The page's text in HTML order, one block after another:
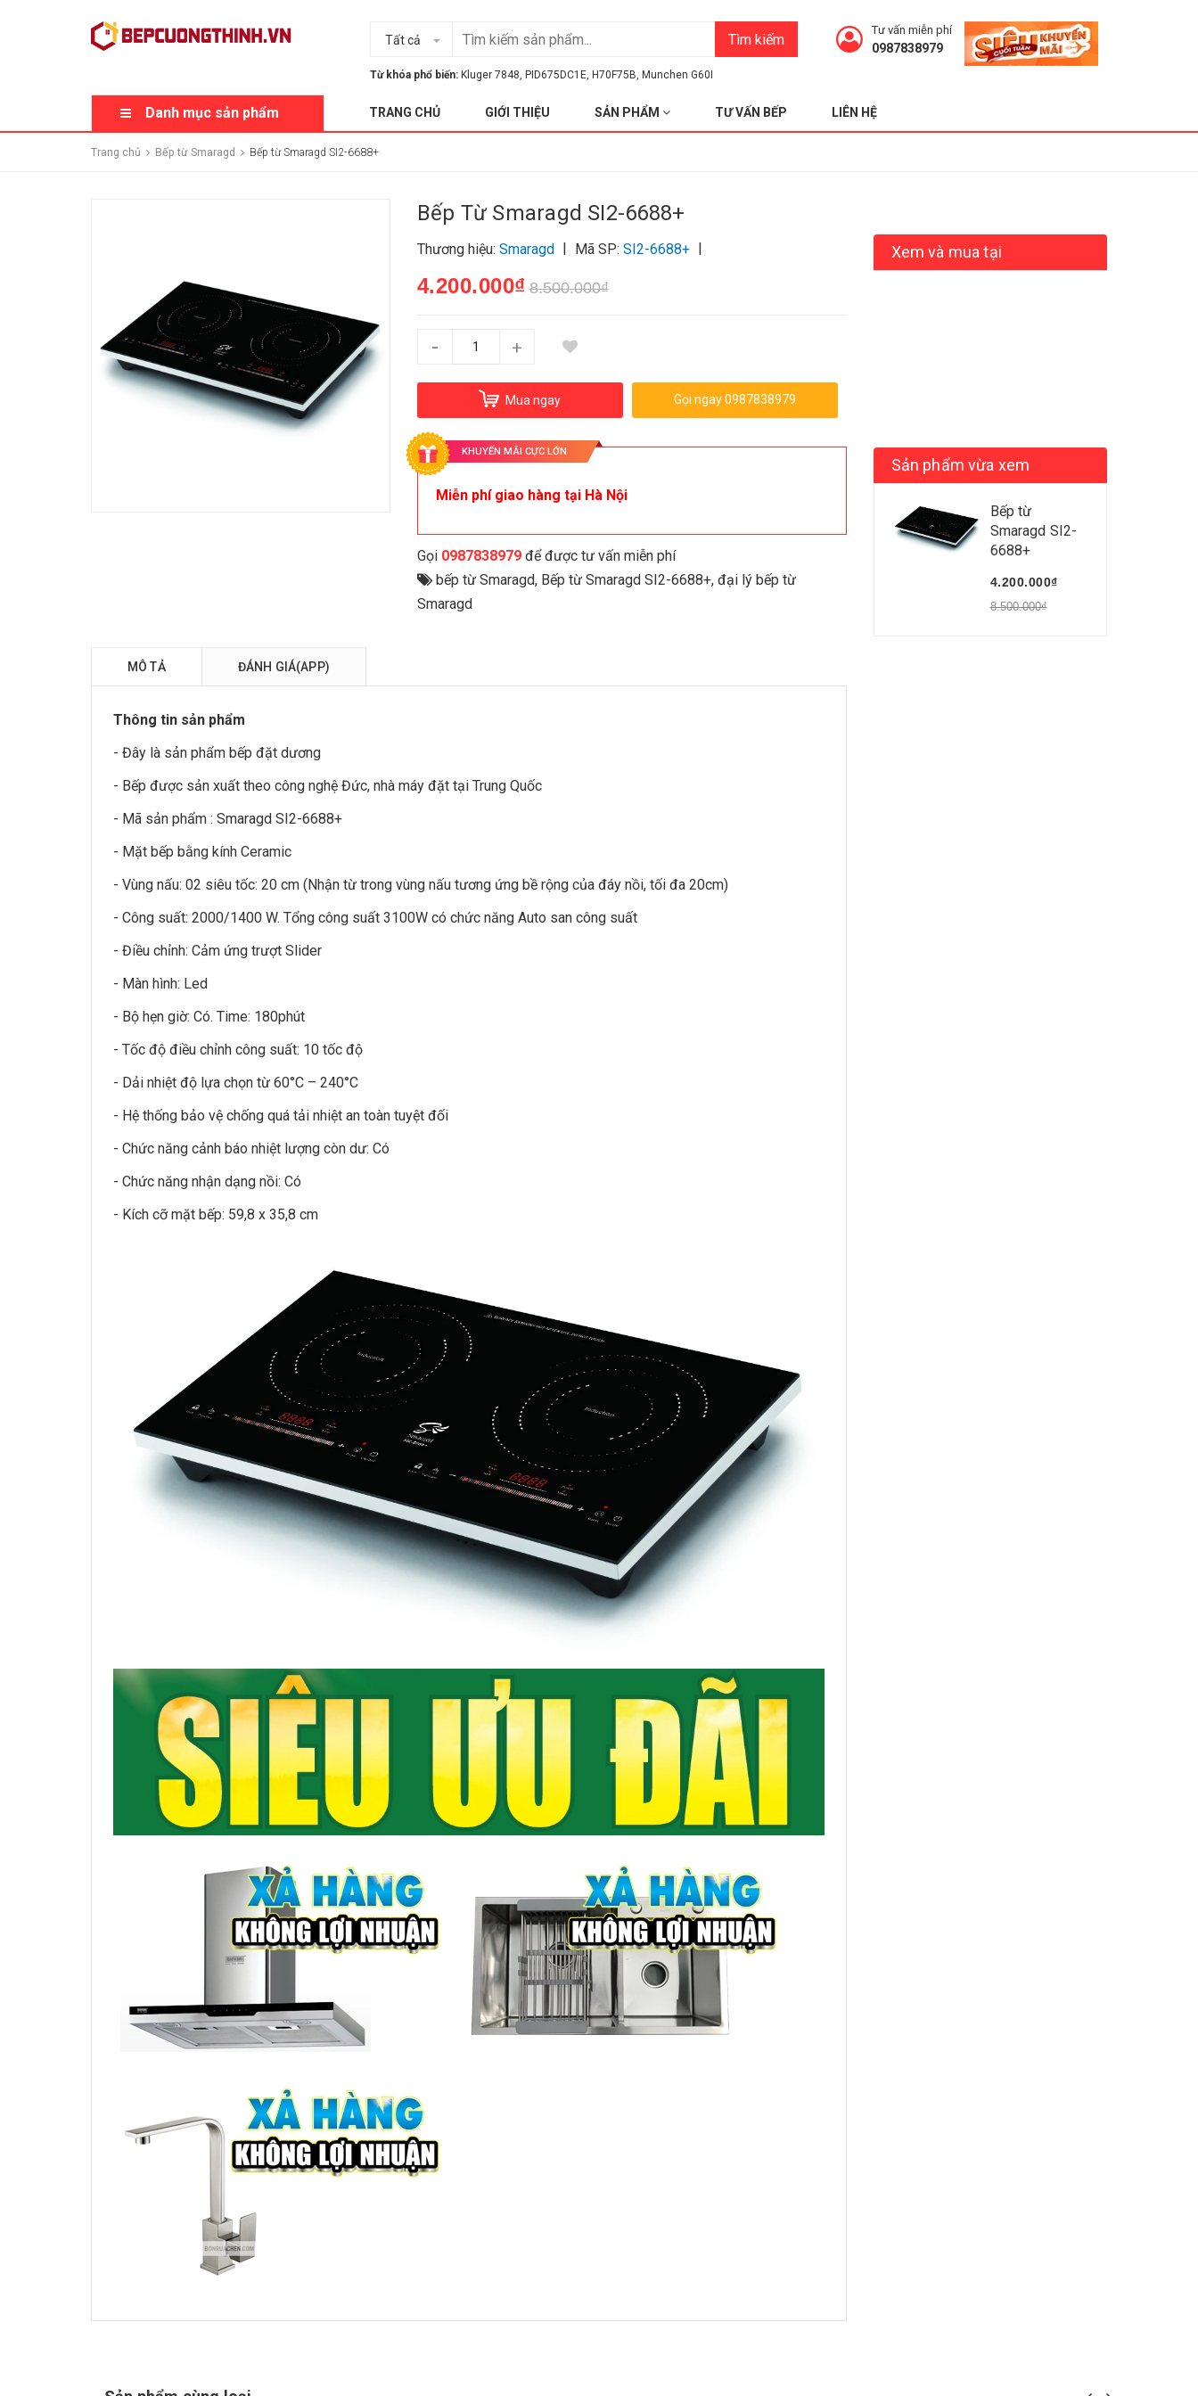
Tất cả Tìm kiếm
Từ khóa phổ biến: Kluger 7848, PID675DC1E, H70F75B, Munchen G60I
Tư vấn miễn phí
0987838979
Danh mục sản phẩm TRANG CHỦ GIỚI THIỆU SẢN PHẨM TƯ VẤN BẾP LIÊN HỆ
Trang chủ Bếp từ Smaragd Bếp từ Smaragd SI2-6688+
Bếp Từ Smaragd SI2-6688+
Thương hiệu: Smaragd | Mã SP: SI2-6688+ |
4.200.000₫ 8.500.000₫
- +
Mua ngay Gọi ngay 0987838979
KHUYẾN MÃI CỰC LỚN
Miễn phí giao hàng tại Hà Nội
Gọi 0987838979để được tư vấn miễn phí
bếp từ Smaragd, Bếp từ Smaragd SI2-6688+, đại lý bếp từ
Smaragd
MÔ TẢ ĐÁNH GIÁ(APP)
Thông tin sản phẩm
- Đây là sản phẩm bếp đặt dương
- Bếp được sản xuất theo công nghệ Đức, nhà máy đặt tại Trung Quốc
- Mã sản phẩm : Smaragd SI2-6688+
- Mặt bếp bằng kính Ceramic
- Vùng nấu: 02 siêu tốc: 20 cm (Nhận từ trong vùng nấu tương ứng bề rộng của đáy nồi, tối đa 20cm)
- Công suất: 2000/1400 W. Tổng công suất 3100W có chức năng Auto san công suất
- Điều chỉnh: Cảm ứng trượt Slider
- Màn hình: Led
- Bộ hẹn giờ: Có. Time: 180phút
- Tốc độ điều chỉnh công suất: 10 tốc độ
- Dải nhiệt độ lựa chọn từ 60°C – 240°C
- Hệ thống bảo vệ chống quá tải nhiệt an toàn tuyệt đối
- Chức năng cảnh báo nhiệt lượng còn dư: Có
- Chức năng nhận dạng nồi: Có
- Kích cỡ mặt bếp: 59,8 x 35,8 cm
Xem và mua tại
Sản phẩm vừa xem
Bếp từ
Smaragd SI2-
6688+
4.200.000₫
8.500.000₫